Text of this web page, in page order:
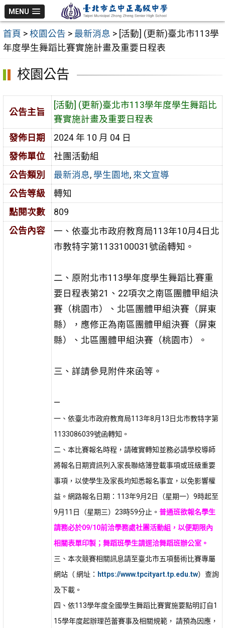
跳
至
主
要
MENU
首頁 > 校園公告 > 最新消息 > [活動] (更新)臺北市113學
年度學生舞蹈比賽實施計畫及重要日程表
校園公告
公告主旨
[活動] (更新)臺北市113學年度學生舞蹈比
賽實施計畫及重要日程表
發佈日期
2024 年 10 月 04 日
發佈單位
社團活動組
公告類別
最新消息, 學生園地, 來文宣導
公告等級
轉知
點閱次數
809
公告內容
一、依臺北市政府教育局113年10月4日北
市教特字第1133100031號函轉知。
二、原附北市113學年度學生舞蹈比賽重
要日程表第21、22項次之南區團體甲組決
賽（桃園市）、北區團體甲組決賽（屏東
縣），應修正為南區團體甲組決賽（屏東
縣）、北區團體甲組決賽（桃園市）。
三、詳請參見附件來函等。
—
一、依臺北市政府教育局113年8月13日北市教特字第
1133086039號函轉知。
二、本比賽報名時程，請確實轉知並務必請學校導師
將報名日期資訊列入家長聯絡簿登載事項或班級重要
事項，以使學生及家長均知悉報名事宜，以免影響權
益。網路報名日期：113年9月2日（星期一）9時起至
9月11日（星期三）23時59分止。 普通班欲報名學生
請務必於09/10前洽學務處社團活動組，以便期限內
相關表單印製；舞蹈班學生請逕洽舞蹈班辦公室。
三、本次競賽相關訊息請至臺北市五項藝術比賽專屬
網站（ 網址： https://www.tpcityart.tp.edu.tw）查詢
及下載。
四、依113學年度全國學生舞蹈比賽實施要點明訂自1
15學年度起辦理芭蕾賽事及相關規範， 請預為因應，